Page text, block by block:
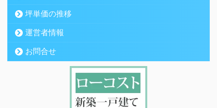
坪単価の推移
運営者情報
お問合せ